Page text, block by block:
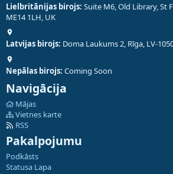
Lielbritānijas birojs: Suite M6, Old Library, St
ME14 1LH, UK
Latvijas birojs: Doma Laukums 2, Rīga, LV-
Nepālas birojs: Coming Soon
Navigācija
Mājas
Vietnes karte
RSS
Pakalpojumu
Podkāsts
Statusa Lapa